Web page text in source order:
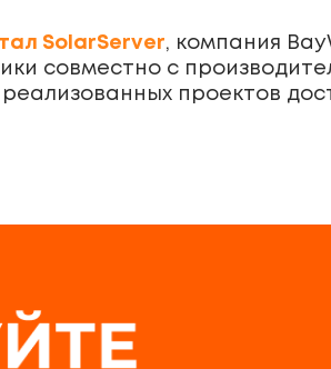
SolarServer, компания
совместно с
проектов